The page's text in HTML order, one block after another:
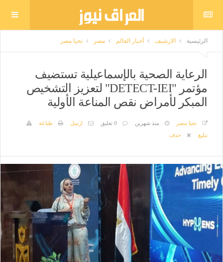
الرئيسية الارشيف أخبار العالم مصر تحيا مصر
الرعاية الصحية بالإسماعيلية تستضيف
مؤتمر "DETECT-IEI" لتعزيز التشخيص
المبكر لأمراض نقص المناعة الأولية
تحيا مصر منذ شهرين 0 تعليق ارسل
طباعة
تبليغ
حذف